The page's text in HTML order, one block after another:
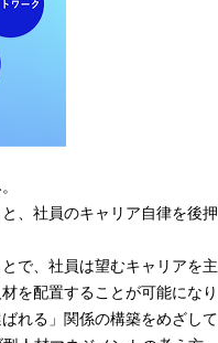
、社員のキャリア自律を後押
で、社員は望むキャリアを主
を配置することが可能になり
れる」関係の構築をめざして